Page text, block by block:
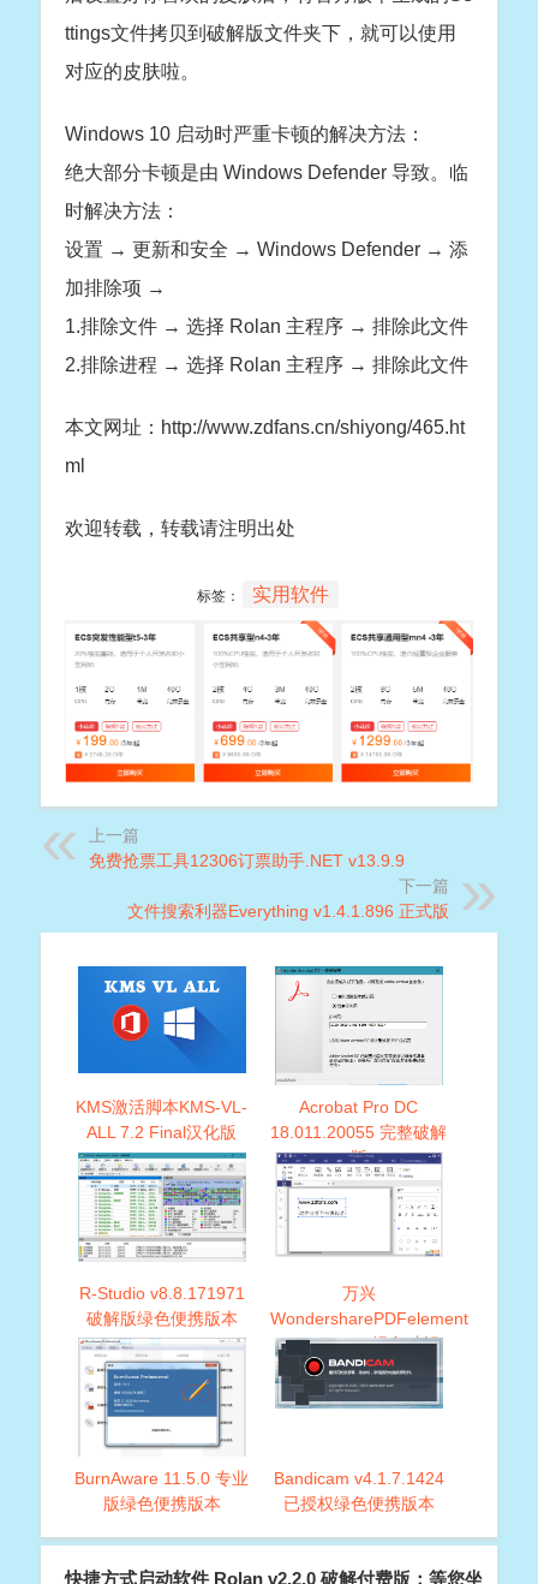
ttings文件拷贝到破解版文件夹下，就可以使用
对应的皮肤啦。
Windows 10 启动时严重卡顿的解决方法：
绝大部分卡顿是由 Windows Defender 导致。临
时解决方法：
设置 → 更新和安全 → Windows Defender → 添
加排除项 →
1.排除文件 → 选择 Rolan 主程序 → 排除此文件
2.排除进程 → 选择 Rolan 主程序 → 排除此文件
本文网址：http://www.zdfans.cn/shiyong/465.ht
ml
欢迎转载，转载请注明出处
标签： 实用软件
上一篇
免费抢票工具12306订票助手.NET v13.9.9
下一篇
文件搜索利器Everything v1.4.1.896 正式版
KMS激活脚本KMS-VL-
ALL 7.2 Final汉化版
Acrobat Pro DC
18.011.20055 完整破解
版
R-Studio v8.8.171971
破解版绿色便携版本
万兴
WondersharePDFelement
v6.8.0.3523 绿色破解
版本
BurnAware 11.5.0 专业
版绿色便携版本
Bandicam v4.1.7.1424
已授权绿色便携版本
快捷方式启动软件 Rolan v2.2.0 破解付费版：等您坐